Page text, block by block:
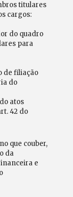
titulares
cargos:
do quadro
para
de filiação
do
atos
42 do
que couber,
da
e